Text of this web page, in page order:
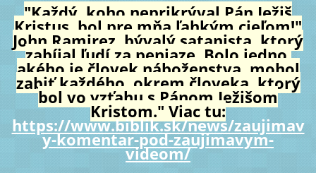
"Každý, koho neprikrýval Pán Ježiš
Kristus, bol pre mňa ľahkým cieľom!"
John Ramirez, bývalý satanista, ktorý
zabíjal ľudí za peniaze. Bolo jedno,
akého je človek náboženstva, mohol
zabiť každého, okrem človeka, ktorý
bol vo vzťahu s Pánom Ježišom
Kristom." Viac tu:
https://www.biblik.sk/news/zaujimav
y-komentar-pod-zaujimavym-
videom/